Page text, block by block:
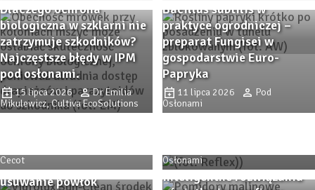
Dlaczego ochrona
biologiczna w szklarni nie
zatrzymuje szkodników?
Najczęstsze błędy w IPM
pod osłonami.
15 lipca 2026
Dr Emilia
Mikulewicz, Cultiva EcoSolutions
Bacillus subtilis w
praktyce ogrodniczej –
preparat Fungisei w
gospodarstwie Euro-
Papryka
11 lipca 2026
Pod
Osłonami
Trendy i inspiracje z
Zaborza. Dni Otwarte firmy
Cecot
Co zmieniło się na rynku
Osłonami
SunClean – skuteczne
usuwanie powłok
Inteligentne rozwiązania